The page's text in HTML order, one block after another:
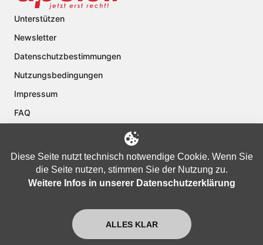
Unterstützen
Newsletter
Datenschutzbestimmungen
Nutzungsbedingungen
Impressum
FAQ
Copyright © 2024 apolut | Jetzt erst recht!. Published apolut Creatives
Diese Seite nutzt technisch notwendige Cookie. Wenn Sie
die Seite nutzen, stimmen Sie der Nutzung zu.
Weitere Infos in unserer Datenschutzerklärung
ALLES KLAR